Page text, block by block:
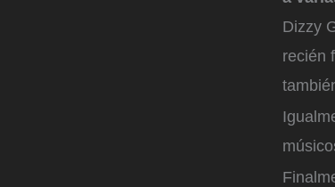
Dizzy
recién